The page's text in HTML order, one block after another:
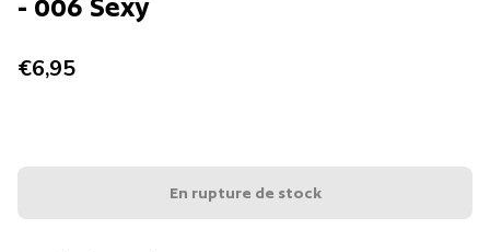
- 006 Sexy
Prix normal
€6,95
En rupture de stock